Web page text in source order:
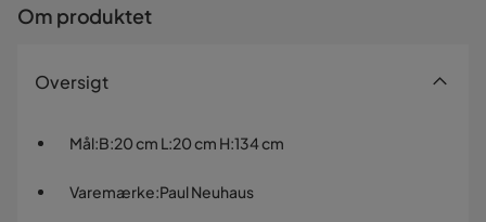
Om produktet
Oversigt
Mål:B:20 cm L:20 cm H:134 cm
Varemærke:Paul Neuhaus